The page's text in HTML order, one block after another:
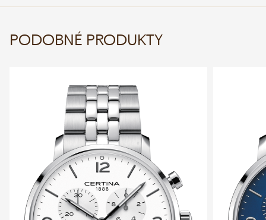
PODOBNÉ PRODUKTY